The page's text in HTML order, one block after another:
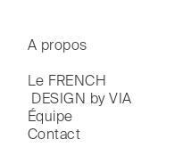
A propos
Le FRENCH
DESIGN by VIA
Équipe
Contact